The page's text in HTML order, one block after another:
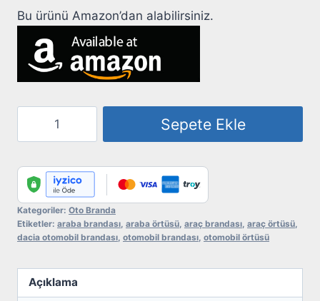
Bu ürünü Amazon’dan alabilirsiniz.
Dacia
adet
Sepete Ekle
Kategoriler: Oto Branda
Etiketler: araba brandası araba örtüsü araç brandası araç örtüsü
dacia otomobil brandası otomobil brandası otomobil örtüsü
Açıklama